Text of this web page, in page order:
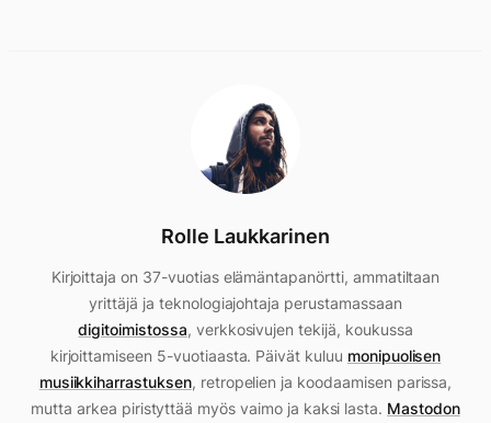
Rolle Laukkarinen
Kirjoittaja on 37-vuotias elämäntapanörtti, ammatiltaan
yrittäjä ja teknologiajohtaja perustamassaan
digitoimistossa, verkkosivujen tekijä, koukussa
kirjoittamiseen 5-vuotiaasta. Päivät kuluu monipuolisen
musiikkiharrastuksen, retropelien ja koodaamisen parissa,
mutta arkea piristyttää myös vaimo ja kaksi lasta. Mastodon